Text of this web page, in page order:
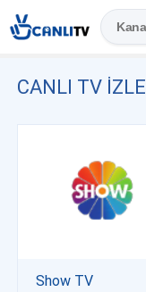
CANLI TV IZLE
Show TV